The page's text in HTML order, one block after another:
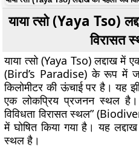
याया त्सो (Yaya Tso)
विरासत
याया त्सो (Yaya Tso) लद्दाख में
(Bird’s Paradise) के रूप में
किलोमीटर की ऊंचाई पर है। यह
एक लोकप्रिय प्रजनन स्थल
विविधता विरासत स्थल”
में घोषित किया गया है। यह
स्थल है।